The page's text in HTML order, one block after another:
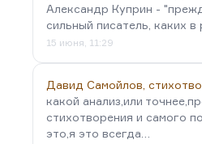
Александр Куприн -
сильный писатель, каких в
15 июня, 11:29
Давид Самойлов,
какой анализ,или
стихотворения и самого
это,я это всегда…